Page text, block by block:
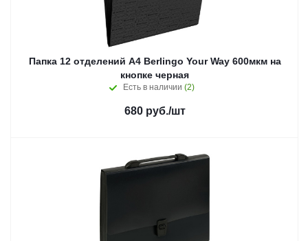
Папка 12 отделений А4 Berlingo Your Way 600мкм на
кнопке черная
Есть в наличии (2)
680руб./шт